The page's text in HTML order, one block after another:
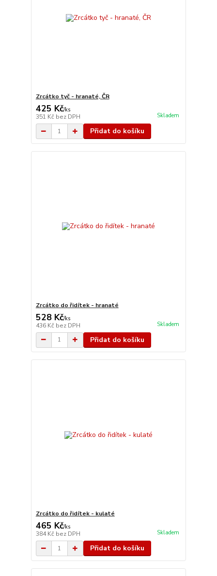
Zrcátko tyč - hranaté, ČR
425 Kč/ks
351 Kč bez DPH Skladem
Přidat do košíku
Zrcátko do řidítek - hranaté
528 Kč/ks
436 Kč bez DPH Skladem
Přidat do košíku
Zrcátko do řidítek - kulaté
465 Kč/ks
384 Kč bez DPH Skladem
Přidat do košíku